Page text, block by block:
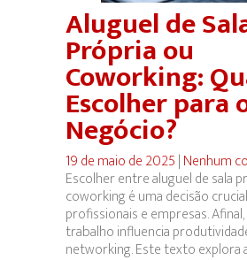
Aluguel de
Própria ou
Coworking:
Escolher para
Negócio?
19 de maio de 2025|Nenhum
Escolher entre aluguel de sala
coworking é uma decisão
profissionais e empresas.
trabalho influencia
networking. Este texto explora